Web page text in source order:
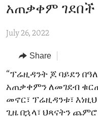
content
to
Navigation
Skip
Search
REGIONS
AFRICA
AMERICAS
ASIA
EUROPE
TOPICS
HUMAN RIGHTS
SECURITY AND
AID AND
ARCHIVE
ABOUT US
አጠቃቀም ገደበች
July 26, 2022
Share
“ፕሬዚዳንት ጆ ባይደን
አጠቃቀምን ለመገደብ
መኖር፣ ፕሬዚዳንቱ፣
ጊዜ በኋላ፣ ህጻናትን